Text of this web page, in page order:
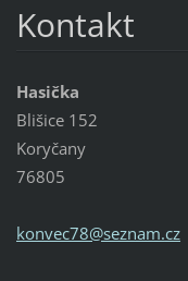
Kontakt
Hasička
Blišice 152
Koryčany
76805
konvec78@seznam.cz